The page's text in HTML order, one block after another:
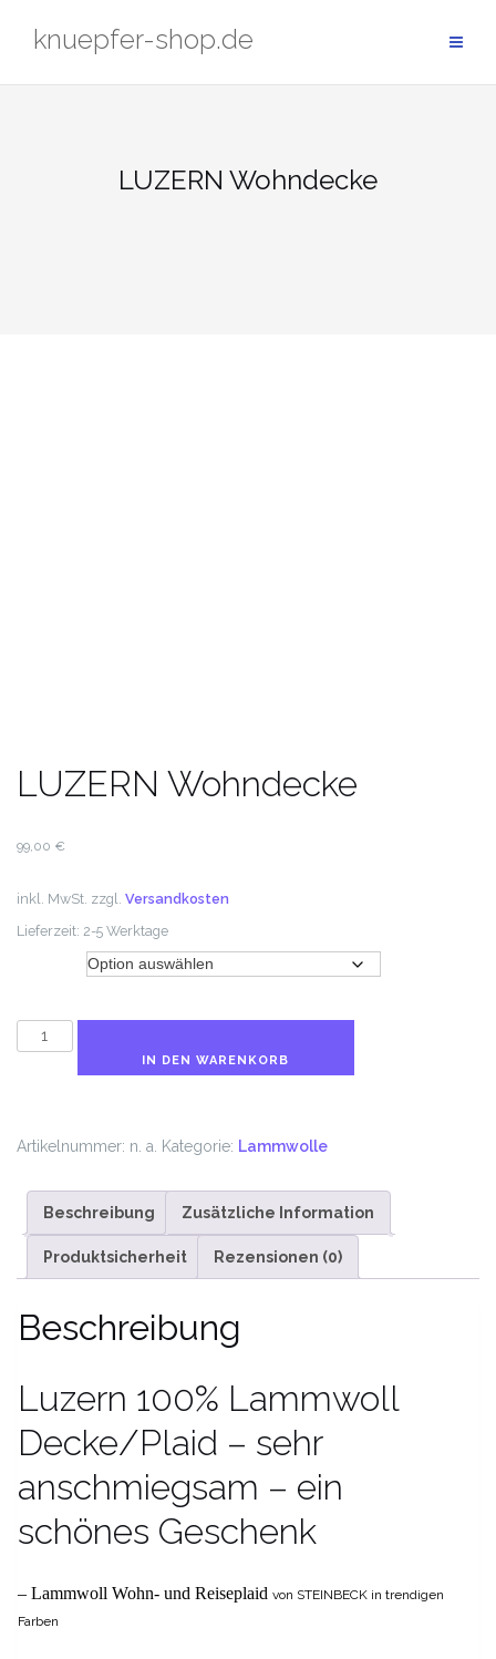
Inhaltknuepfer-shop.de
LUZERN Wohndecke
LUZERN Wohndecke
99,00 €
inkl. MwSt. zzgl. Versandkosten
Lieferzeit: 2-5 Werktage
LUZERN
IN DEN WARENKORB
Artikelnummer: n. a. Kategorie: Lammwolle
Beschreibung Zusätzliche Information
Produktsicherheit Rezensionen (0)
Beschreibung
Luzern 100% Lammwoll
Decke/Plaid – sehr
anschmiegsam – ein
schönes Geschenk
– Lammwoll Wohn- und Reiseplaid von STEINBECK in trendigen
Farben